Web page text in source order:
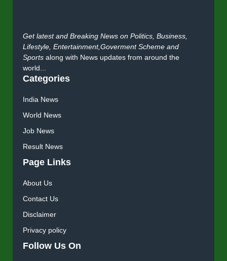
Get latest and Breaking News on Politics, Business,
Lifestyle, Entertainment,Goverment Scheme and
Sports along with News updates from around the
world...
Categories
India News
World News
Job News
Result News
Page Links
About Us
Contact Us
Disclaimer
Privacy policy
Follow Us On